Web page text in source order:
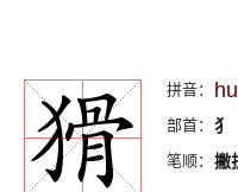
拼音：
部首： 犭
笔顺： 撇